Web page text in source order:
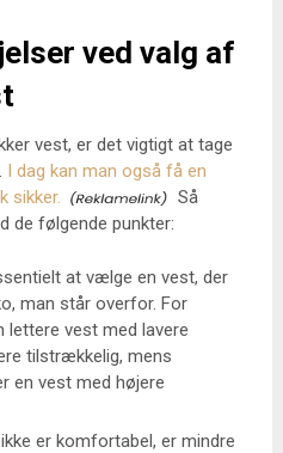
ved valg af
vest, er det vigtigt at tage
I dag kan man også få en
sikker.
Så
de følgende punkter:
at vælge en vest, der
man står overfor. For
lettere vest med lavere
tilstrækkelig, mens
en vest med højere
er komfortabel, er mindre